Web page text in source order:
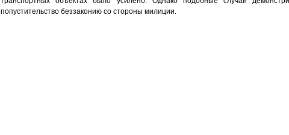
попустительство беззаконию со стороны милиции.